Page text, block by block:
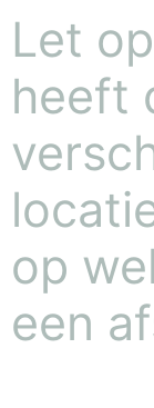
Let
heeft
op
een